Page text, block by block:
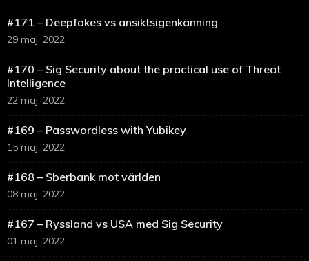
#171 – Deepfakes vs ansiktsigenkänning
29 maj, 2022
#170 – Sig Security about the practical use of Threat
Intelligence
22 maj, 2022
#169 – Passwordless with Yubikey
15 maj, 2022
#168 – Sberbank mot världen
08 maj, 2022
#167 – Ryssland vs USA med Sig Security
01 maj, 2022